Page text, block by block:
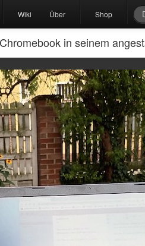
Wiki Über Shop
in seinem